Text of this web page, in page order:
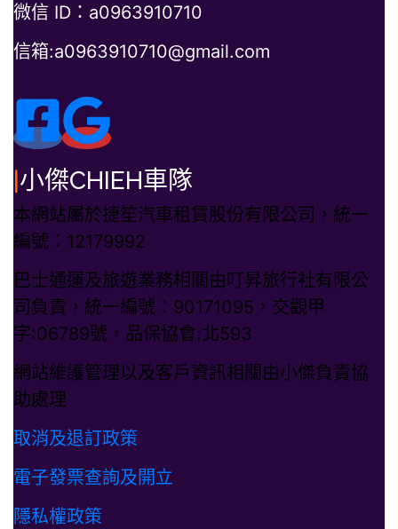
微信 ID：a0963910710
信箱:a0963910710@gmail.com
|小傑CHIEH車隊
本網站屬於捷笙汽車租賃股份有限公司，統一
編號：12179992
巴士通運及旅遊業務相關由叮昇旅行社有限公
司負責，統一編號：90171095，交觀甲
字:06789號，品保協會:北593
網站維護管理以及客戶資訊相關由小傑負責協
助處理
取消及退訂政策
電子發票查詢及開立
隱私權政策